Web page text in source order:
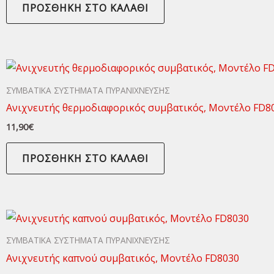
ΠΡΟΣΘΉΚΗ ΣΤΟ ΚΑΛΆΘΙ
ΣΥΜΒΑΤΙΚΑ ΣΥΣΤΗΜΑΤΑ ΠΥΡΑΝΙΧΝΕΥΣΗΣ
Aνιχνευτής θερμοδιαφορικός συμβατικός, Μοντέλο
11,90€
ΠΡΟΣΘΉΚΗ ΣΤΟ ΚΑΛΆΘΙ
ΣΥΜΒΑΤΙΚΑ ΣΥΣΤΗΜΑΤΑ ΠΥΡΑΝΙΧΝΕΥΣΗΣ
Aνιχνευτής καπνού συμβατικός, Μοντέλο FD8030